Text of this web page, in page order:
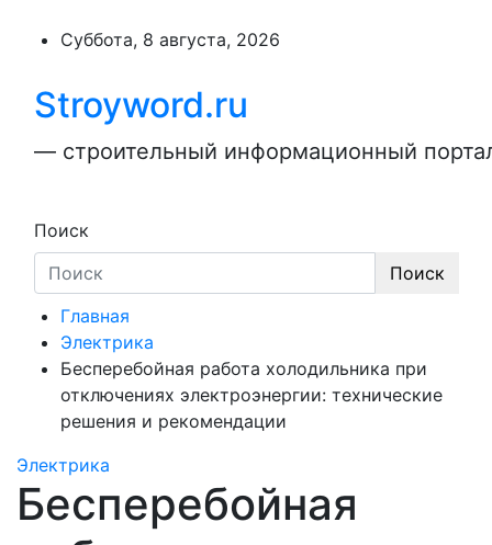
Суббота, 8 августа, 2026
Stroyword.ru
— строительный информационный
Поиск
Поиск
Главная
Электрика
Бесперебойная работа холодильника при
отключениях электроэнергии: технические
решения и рекомендации
Электрика
Бесперебойная